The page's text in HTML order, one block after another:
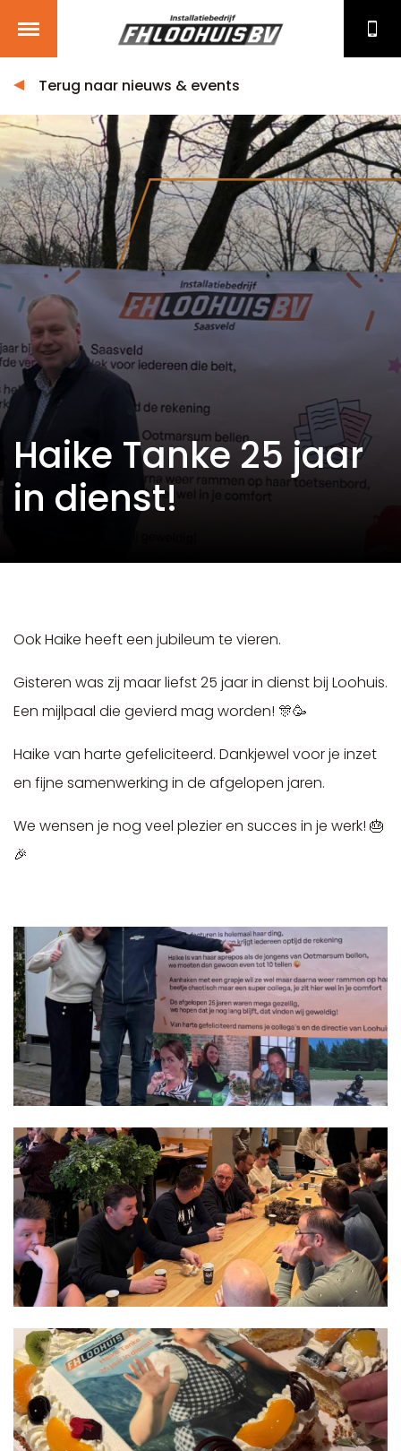
Terug naar nieuws & events
Haike Tanke 25 jaar
in dienst!
Ook Haike heeft een jubileum te vieren.
Gisteren was zij maar liefst 25 jaar in dienst bij Loohuis.
Een mijlpaal die gevierd mag worden! 🎊🥳
Haike van harte gefeliciteerd. Dankjewel voor je inzet
en fijne samenwerking in de afgelopen jaren.
We wensen je nog veel plezier en succes in je werk! 🎂
🎉